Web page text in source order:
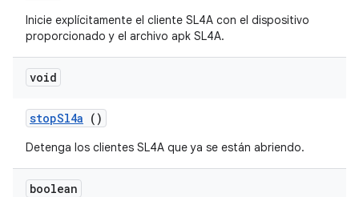
Inicie explícitamente el cliente SL4A con el dispositivo
proporcionado y el archivo apk SL4A.
void
stopSl4a ()
Detenga los clientes SL4A que ya se están abriendo.
boolean